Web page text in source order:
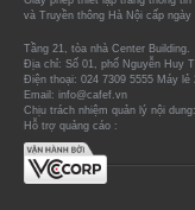
và Truyền thông Hà Nội cấp ngày
Tầng 21, tòa nhà Center Building.
Địa chỉ: Số 01, phố Nguyễn Huy
Điện thoại: 024 7309 5555 Máy lẻ
Email: info@cafef.vn
Chịu trách nhiệm quản lý nội dung:
Hỗ trợ quảng cáo :